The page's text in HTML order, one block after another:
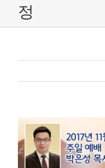
정